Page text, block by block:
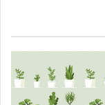
است و
نیاز و
ابزارهای